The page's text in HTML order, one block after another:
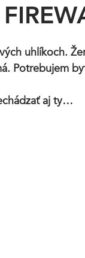
uhlíkoch.
Potrebujem
aj ty…